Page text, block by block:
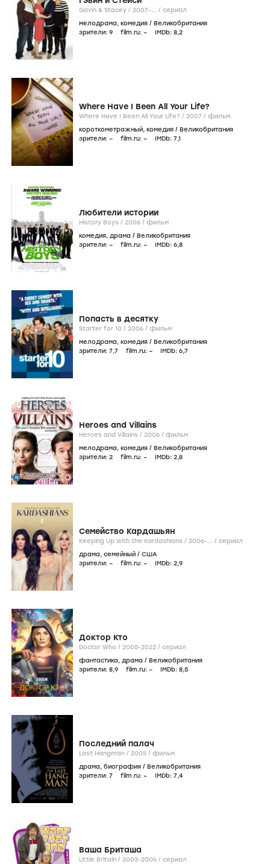
Gavin & Stacey / 2007-... / сериал
мелодрама, комедия / Великобритания
зрители: 9 film.ru: – IMDb: 8,2
Where Have I Been All Your Life?
Where Have I Been All Your Life? / 2007 / фильм
короткометражный, комедия / Великобритания
зрители: – film.ru: – IMDb: 7,1
Любители истории
History Boys / 2006 / фильм
комедия, драма / Великобритания
зрители: – film.ru: – IMDb: 6,8
Попасть в десятку
Starter for 10 / 2006 / фильм
мелодрама, комедия / Великобритания
зрители: 7,7 film.ru: – IMDb: 6,7
Heroes and Villains
Heroes and Villains / 2006 / фильм
мелодрама, комедия / Великобритания
зрители: 2 film.ru: – IMDb: 2,8
Семейство Кардашьян
Keeping Up with the Kardashians / 2006-... / сериал
драма, семейный / США
зрители: – film.ru: – IMDb: 2,9
Доктор Кто
Doctor Who / 2005-2022 / сериал
фантастика, драма / Великобритания
зрители: 8,9 film.ru: – IMDb: 8,5
Последний палач
Last Hangman / 2005 / фильм
драма, биография / Великобритания
зрители: 7 film.ru: – IMDb: 7,4
Ваша Бриташа
Little Britain / 2003-2006 / сериал